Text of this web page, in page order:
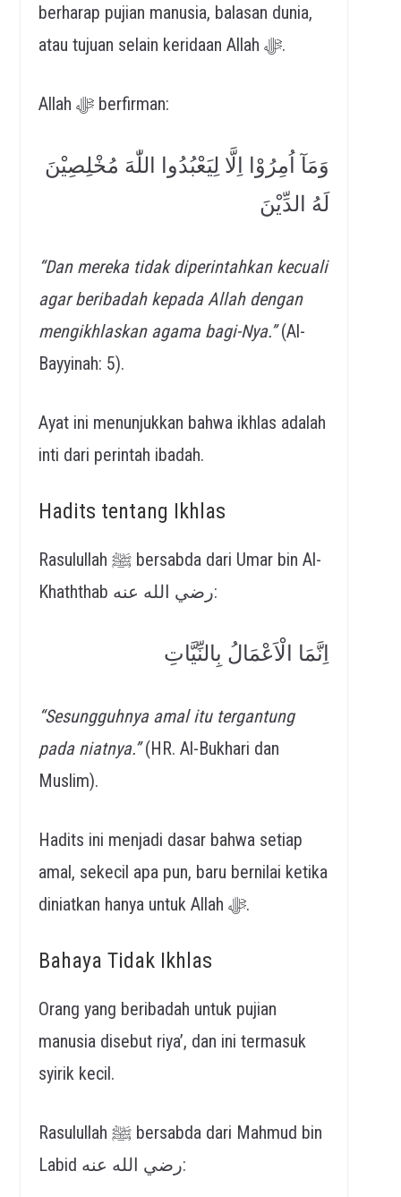
berharap pujian manusia, balasan dunia,
atau tujuan selain keridaan Allah ﷻ.
Allah ﷻ berfirman:
وَمَآ اُمِرُوْا اِلَّا لِيَعْبُدُوا اللّٰهَ مُخْلِصِيْنَ
لَهُ الدِّيْنَ
“Dan mereka tidak diperintahkan kecuali
agar beribadah kepada Allah dengan
mengikhlaskan agama bagi-Nya.”(Al-
Bayyinah: 5).
Ayat ini menunjukkan bahwa ikhlas adalah
inti dari perintah ibadah.
Hadits tentang Ikhlas
Rasulullah ﷺ bersabda dari Umar bin Al-
Khaththab رضي الله عنه:
اِنَّمَا الْاَعْمَالُ بِالنِّيَّاتِ
“Sesungguhnya amal itu tergantung
pada niatnya.”(HR. Al-Bukhari dan
Muslim).
Hadits ini menjadi dasar bahwa setiap
amal, sekecil apa pun, baru bernilai ketika
diniatkan hanya untuk Allah ﷻ.
Bahaya Tidak Ikhlas
Orang yang beribadah untuk pujian
manusia disebut riya’, dan ini termasuk
syirik kecil.
Rasulullah ﷺ bersabda dari Mahmud bin
Labid رضي الله عنه: